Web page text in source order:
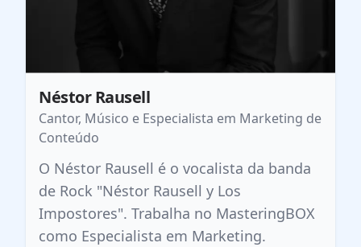
Néstor Rausell
Cantor, Músico e Especialista em Marketing de
Conteúdo
O Néstor Rausell é o vocalista da banda
de Rock "Néstor Rausell y Los
Impostores". Trabalha no MasteringBOX
como Especialista em Marketing.